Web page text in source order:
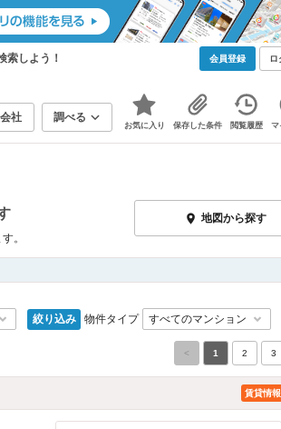
索しよう！ 会員登録 ロ
社 調べる
お気に入り 保存した条件 閲覧履歴 マ
。
地図から探す
絞り込み 物件タイプ
< 1 2 3
賃貸情